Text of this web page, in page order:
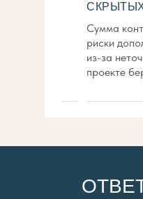
Сумма
риски
из-за
проекте